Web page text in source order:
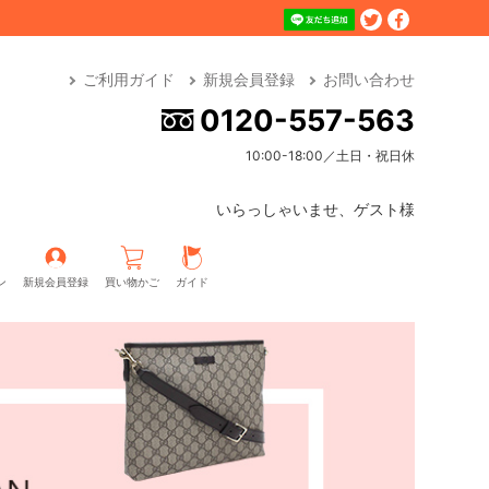
ご利用ガイド 新規会員登録 お問い合わせ
0120-557-563
10:00-18:00／土日・祝日休
いらっしゃいませ、ゲスト様
新規会員登録 買い物かご ガイド